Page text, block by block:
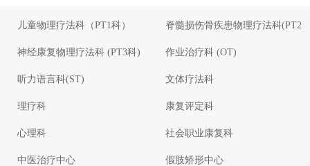
儿童物理疗法科（PT1科） 脊髓损伤骨疾患物理疗法科(PT2
科)
神经康复物理疗法科 (PT3科) 作业治疗科 (OT)
听力语言科(ST) 文体疗法科
理疗科 康复评定科
心理科 社会职业康复科
中医治疗中心 假肢矫形中心